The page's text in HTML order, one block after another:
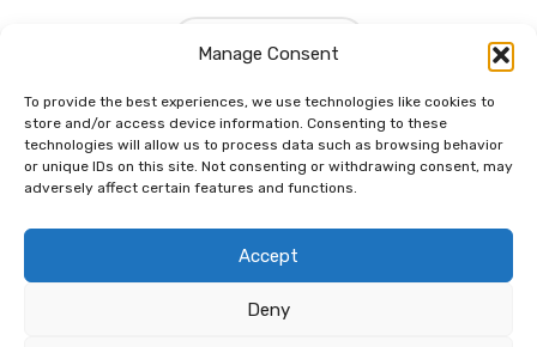
Manage Consent
To provide the best experiences, we use technologies like cookies to
store and/or access device information. Consenting to these
technologies will allow us to process data such as browsing behavior
or unique IDs on this site. Not consenting or withdrawing consent, may
adversely affect certain features and functions.
Accept
Deny
WEITERE LADEN
Dem Netzwerk
verbunden.